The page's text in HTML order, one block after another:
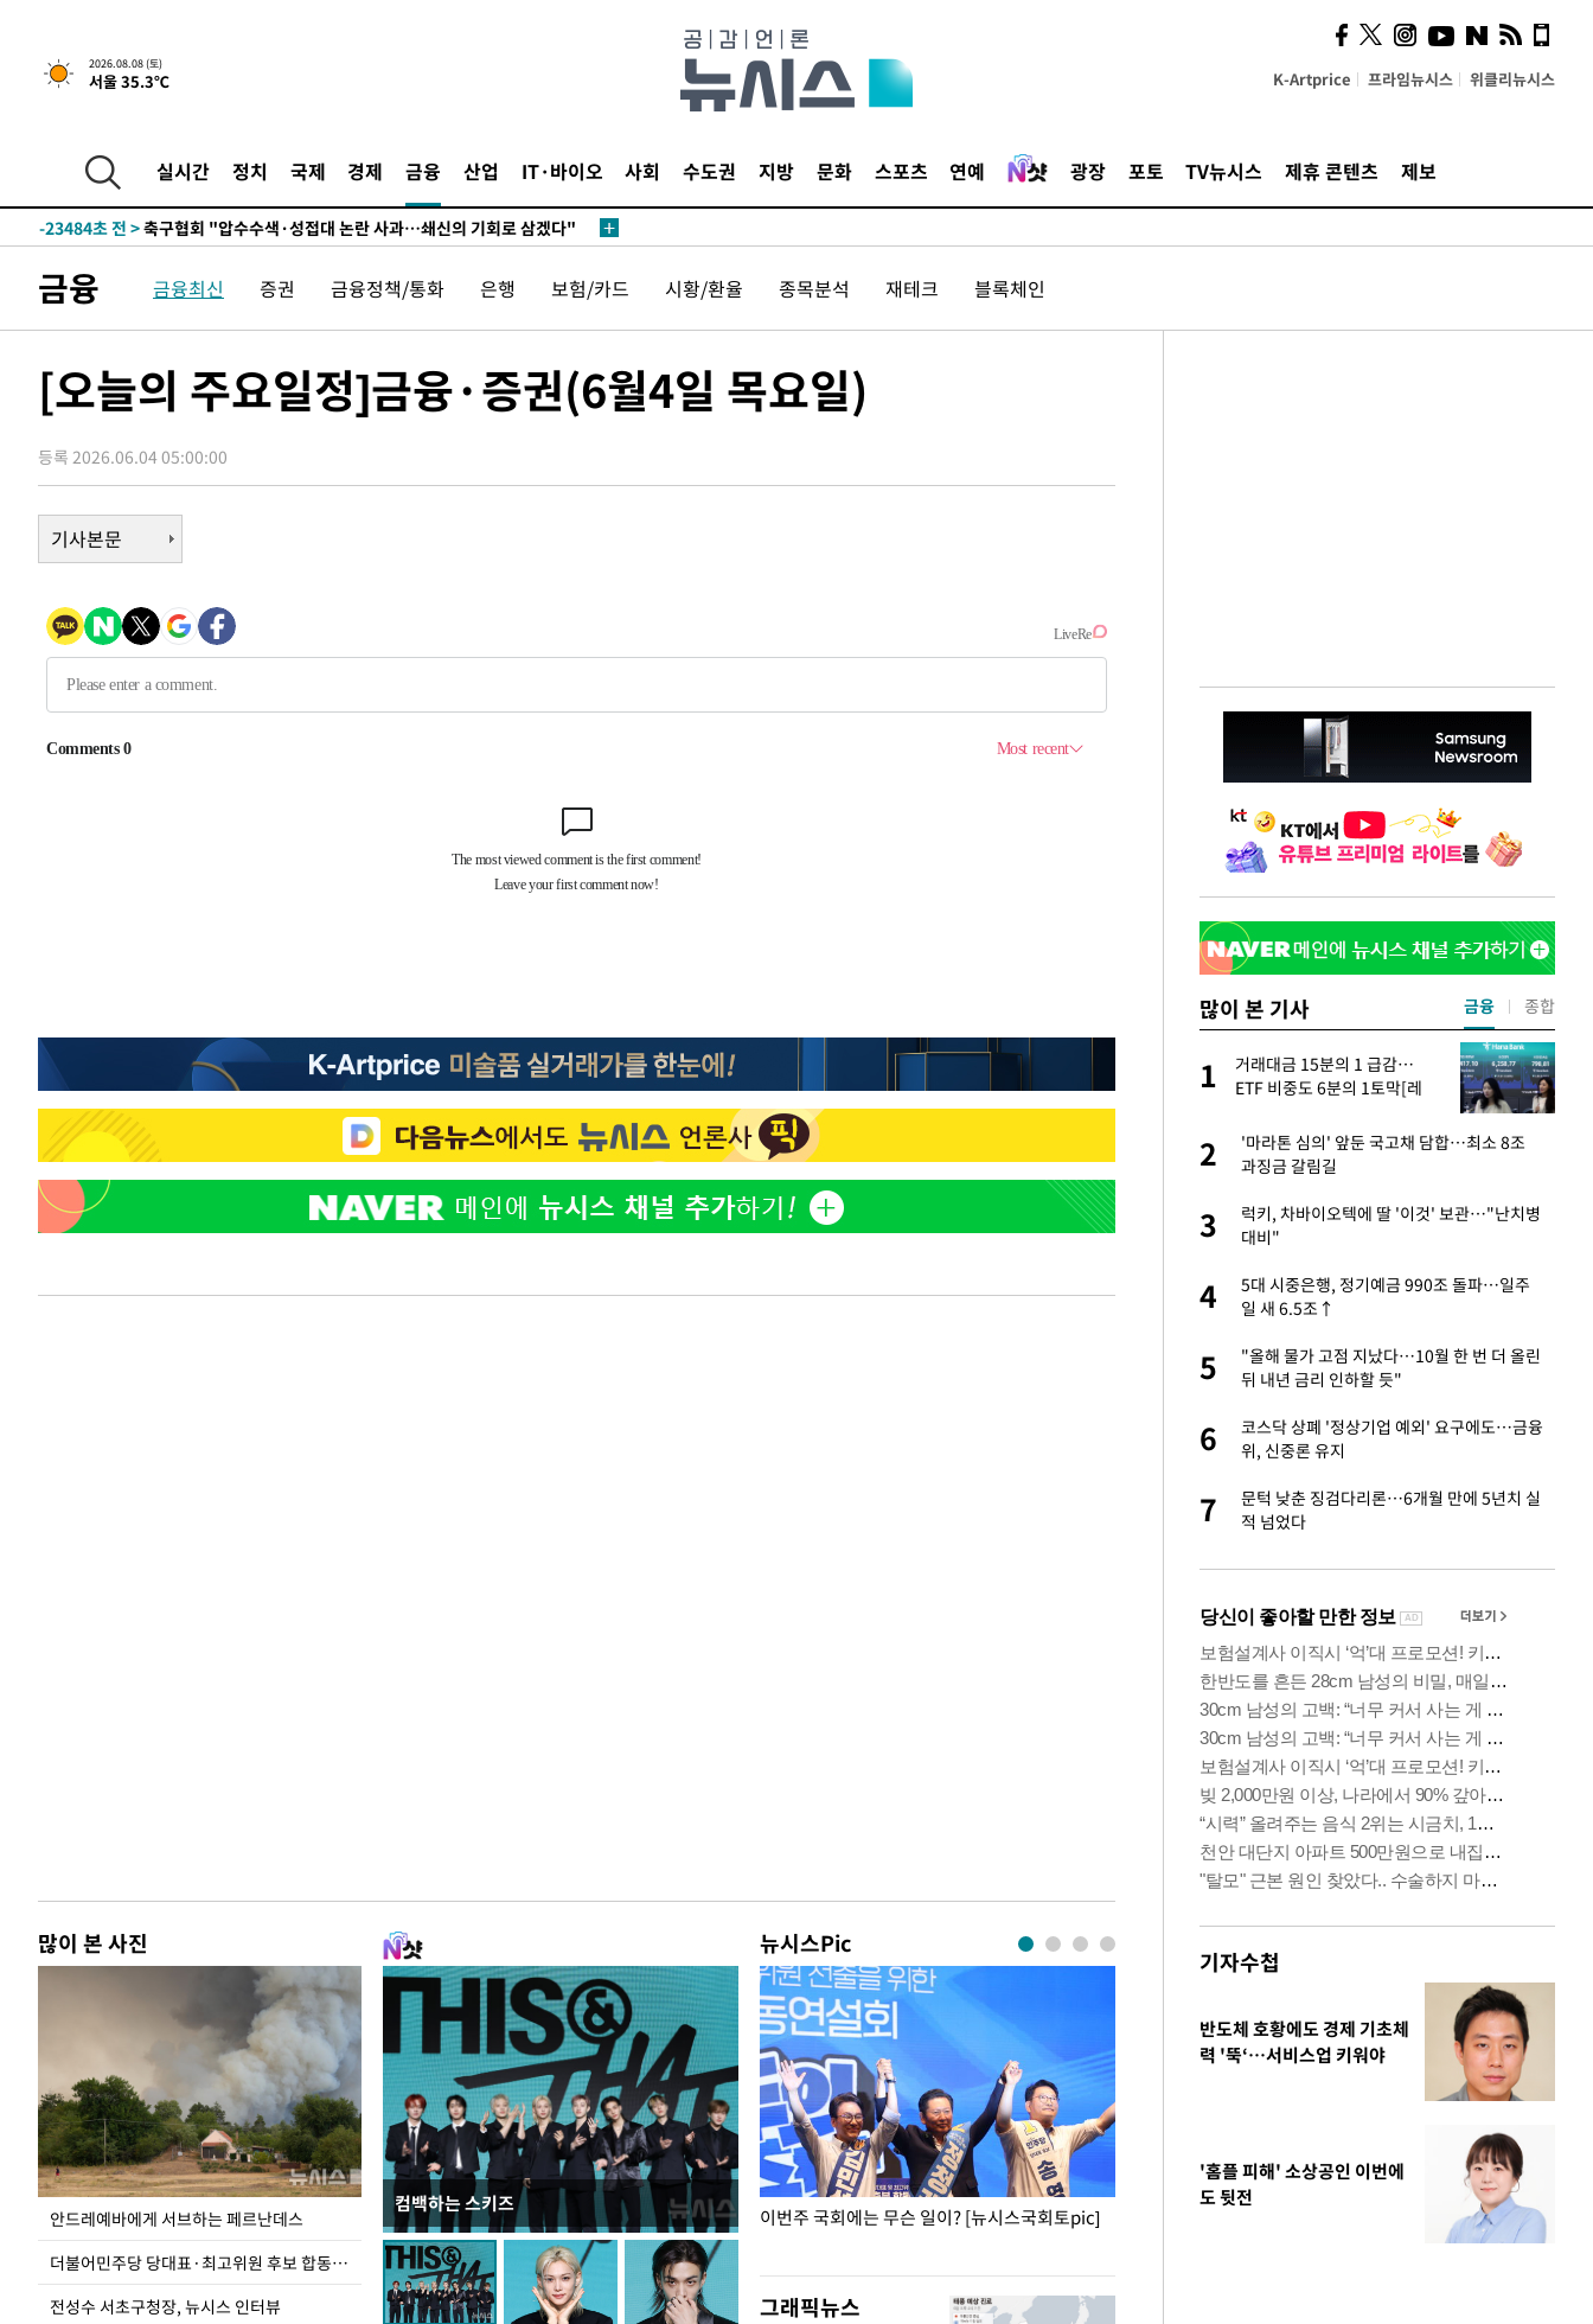
2026.08.08 (토)
서울 35.3℃ K-Artprice 프라임뉴시스 위클리뉴시스
실시간 정치 국제 경제 금융 산업 IT·바이오 사회 수도권 지방 문화 스포츠 연예 광장 포토 TV뉴시스 제휴 콘텐츠 제보
-3748초 전 >[속보]뉴욕증시 상승 마감…S&P 0.6% 나스닥 1.3%↑
-26466초 전 >
극한폭염 한풀 꺾이지만…'낮 최고 35도' 무더위, 열대야 계속[다음
주 날씨]
-23484초 전 >축구협회 "압수수색·성접대 논란 사과…쇄신의 기회로 삼겠다"
-22001초 전 >[속보]'압수수색·성접대 논란' 축구협회 "실망과 걱정 안겨드려 죄
송"
-10622초 전 >
'최고 37도' 폭염 지속…강원동해안 최대 150㎜ 비
-3748초 전 >
[속보]뉴욕증시 상승 마감…S&P 0.6% 나스닥 1.3%↑
-30239초 전 > 여수 오동도 해상서 모터보트 전복…1명 사망·1명 실종
-26466초 전 >극한폭염 한풀 꺾이지만…'낮 최고 35도' 무더위, 열대야 계속[다음
-3748초 전 >
[속보]뉴욕증시 상승 마감…S&P 0.6% 나스닥 1.3%↑
금융 금융최신 증권 금융정책/통화 은행 보험/카드 시황/환율 종목분석 재테크 블록체인
[오늘의 주요일정]금융·증권(6월4일 목요일)
등록 2026.06.04 05:00:00
기사본문
많이 본 사진
안드레예바에게 서브하는 페르난데스
더불어민주당 당대표·최고위원 후보 합동연설회
전성수 서초구청장, 뉴시스 인터뷰
컴백하는 스키즈
뉴시스Pic
이 대통령, 국가폭력 피해자에 위로·사과…"국가
가 책임지고 치유"
이번주 국회에는 무슨 일이? [뉴시스국회토pic] 사진으로 보는
그래픽뉴스
많이 본 기사
표창원, 남규리에 15년 만에
사과…"제가 틀렸습니다"
2
라', 일주일 써보니
3
英유명 여배우, 큰 교통사고서 기아차 덕에
살았다
4
1
거래대금 15분의 1 급감…
ETF 비중도 6분의 1토막[레
2
'마라톤 심의' 앞둔 국고채 담합…최소 8조
과징금 갈림길
3
럭키, 차바이오텍에 딸 '이것' 보관…"난치병
대비"
4
5대 시중은행, 정기예금 990조 돌파…일주
일 새 6.5조↑
5
"올해 물가 고점 지났다…10월 한 번 더 올린
뒤 내년 금리 인하할 듯"
6
코스닥 상폐 '정상기업 예외' 요구에도…금융
위, 신중론 유지
7
문턱 낮춘 징검다리론…6개월 만에 5년치 실
적 넘었다
금융 종합
기자수첩
반도체 호황에도 경제 기초체
력 '뚝‘…서비스업 키워야
'홈플 피해' 소상공인 이번에
도 뒷전